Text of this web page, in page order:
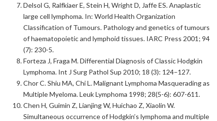
Delsol G, Ralfkiaer E, Stein H, Wright D, Jaffe ES. Anaplastic
large cell lymphoma. In: World Health Organization
Classification of Tumours. Pathology and genetics of tumours
of haematopoietic and lymphoid tissues. IARC Press 2001; 94
(7): 230-5.
Forteza J, Fraga M. Differential Diagnosis of Classic Hodgkin
Lymphoma. Int J Surg Pathol Sup 2010; 18 (3): 124–127.
Chor C. Shiu MA, Chi L. Malignant Lymphoma Masquerading as
Multiple Myeloma. Leuk Lymphoma 1998; 28(5-6): 607-611.
Chen H, Guimin Z, Lianjing W, Huichao Z, Xiaolin W.
Simultaneous occurrence of Hodgkin’s lymphoma and multiple